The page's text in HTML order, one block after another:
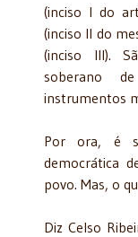
(inciso I do
(inciso II do
(inciso III).
soberano
instrumentos
Por ora, é
democrática
povo. Mas, o
Diz Celso